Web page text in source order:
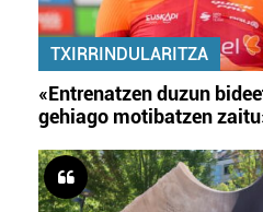
TXIRRINDULARITZA
«Entrenatzen duzun
gehiago motibatzen